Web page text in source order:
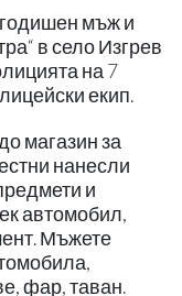
мъж и
в село Изгрев
на 7
екип.
магазин за
нанесли
и
автомобил,
Мъжете
фар, таван.